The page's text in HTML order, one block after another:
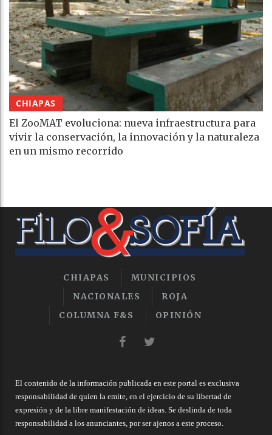
CHIAPAS
El ZooMAT evoluciona: nueva infraestructura para
vivir la conservación, la innovación y la naturaleza
en un mismo recorrido
CHIAPAS
MUNICIPIOS
NACIONALES
ROJA
COLUMNA F&S
OPINIÓN
El contenido de la información publicada en este portal es exclusiva
responsabilidad de quien la emite, en el ejercicio de su libertad de
expresión y de la libre manifestación de ideas. Se deslinda de toda
responsabilidad a los anunciantes, por ser ajenos a este proceso.